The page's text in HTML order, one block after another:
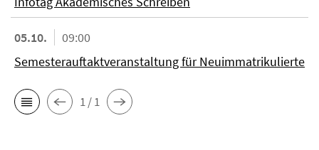
05.10.
09:00
Semesterauftaktveranstaltung für Neuimmatrikulierte
1 / 1